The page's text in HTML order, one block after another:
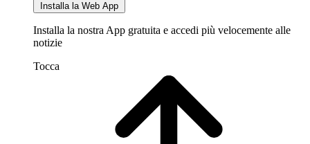
Installa la Web App
Installa la nostra App gratuita e accedi più velocemente alle
notizie
Tocca